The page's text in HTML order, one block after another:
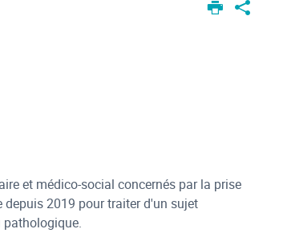
et médico-social concernés par la prise
depuis 2019 pour traiter d'un sujet